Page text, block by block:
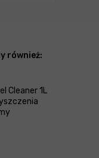
również:
Cleaner 1L